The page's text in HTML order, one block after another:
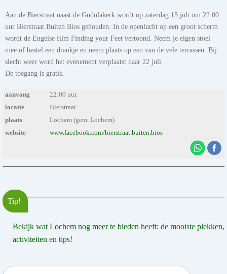
Aan de Bierstraat naast de Gudulakerk wordt op zaterdag 15 juli om 22.00
uur Bierstraat Buiten Bios gehouden. In de openlucht op een groot scherm
wordt de Engelse film Finding your Feet vertoond. Neem je eigen stoel
mee of bestel een drankje en neem plaats op een van de vele terrassen. Bij
slecht weer word het evenement verplaatst naar 22 juli.
De toegang is gratis.
aanvang
22:00 uur.
locatie
Bierstraat
plaats
Lochem (gem. Lochem)
website
www.facebook.com/bierstraat.buiten.bios
Tip!
Bekijk wat Lochem nog meer te bieden heeft: de mooiste plekken,
activiteiten en tips!